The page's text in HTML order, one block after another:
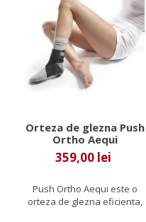
Orteza de glezna Push
Ortho Aequi
359,00 lei
Push Ortho Aequi este o
orteza de glezna eficienta,